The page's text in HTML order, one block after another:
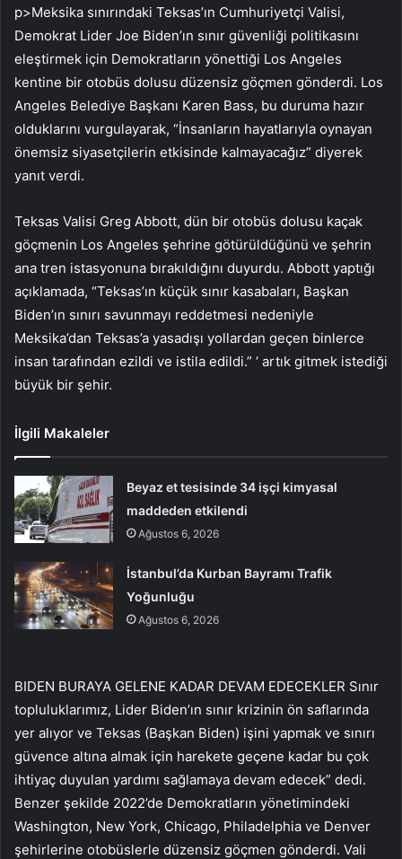
p>Meksika sınırındaki Teksas’ın Cumhuriyetçi Valisi,
Demokrat Lider Joe Biden’ın sınır güvenliği politikasını
eleştirmek için Demokratların yönettiği Los Angeles
kentine bir otobüs dolusu düzensiz göçmen gönderdi. Los
Angeles Belediye Başkanı Karen Bass, bu duruma hazır
olduklarını vurgulayarak, “İnsanların hayatlarıyla oynayan
önemsiz siyasetçilerin etkisinde kalmayacağız” diyerek
yanıt verdi.
Teksas Valisi Greg Abbott, dün bir otobüs dolusu kaçak
göçmenin Los Angeles şehrine götürüldüğünü ve şehrin
ana tren istasyonuna bırakıldığını duyurdu. Abbott yaptığı
açıklamada, “Teksas’ın küçük sınır kasabaları, Başkan
Biden’ın sınırı savunmayı reddetmesi nedeniyle
Meksika’dan Teksas’a yasadışı yollardan geçen binlerce
insan tarafından ezildi ve istila edildi.” ‘ artık gitmek istediği
büyük bir şehir.
İlgili Makaleler
Beyaz et tesisinde 34 işçi kimyasal
maddeden etkilendi
Ağustos 6, 2026
İstanbul’da Kurban Bayramı Trafik
Yoğunluğu
Ağustos 6, 2026
BIDEN BURAYA GELENE KADAR DEVAM EDECEKLER Sınır
topluluklarımız, Lider Biden’ın sınır krizinin ön saflarında
yer alıyor ve Teksas (Başkan Biden) işini yapmak ve sınırı
güvence altına almak için harekete geçene kadar bu çok
ihtiyaç duyulan yardımı sağlamaya devam edecek” dedi.
Benzer şekilde 2022’de Demokratların yönetimindeki
Washington, New York, Chicago, Philadelphia ve Denver
şehirlerine otobüslerle düzensiz göçmen gönderdi. Vali